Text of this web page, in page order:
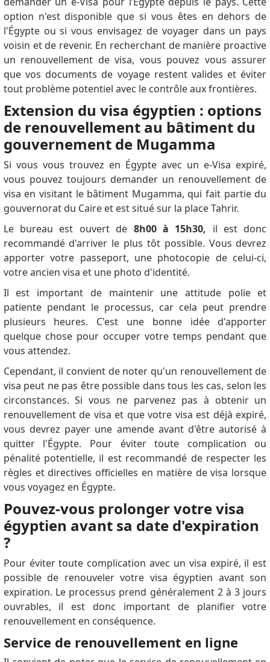
option n'est disponible que si vous êtes en dehors de
l'Égypte ou si vous envisagez de voyager dans un pays
voisin et de revenir. En recherchant de manière proactive
un renouvellement de visa, vous pouvez vous assurer
que vos documents de voyage restent valides et éviter
tout problème potentiel avec le contrôle aux frontières.
Extension du visa égyptien : options
de renouvellement au bâtiment du
gouvernement de Mugamma
Si vous vous trouvez en Égypte avec un e-Visa expiré,
vous pouvez toujours demander un renouvellement de
visa en visitant le bâtiment Mugamma, qui fait partie du
gouvernorat du Caire et est situé sur la place Tahrir.
Le bureau est ouvert de 8h00 à 15h30, il est donc
recommandé d'arriver le plus tôt possible. Vous devrez
apporter votre passeport, une photocopie de celui-ci,
votre ancien visa et une photo d'identité.
Il est important de maintenir une attitude polie et
patiente pendant le processus, car cela peut prendre
plusieurs heures. C'est une bonne idée d'apporter
quelque chose pour occuper votre temps pendant que
vous attendez.
Cependant, il convient de noter qu'un renouvellement de
visa peut ne pas être possible dans tous les cas, selon les
circonstances.Si vous ne parvenez pas à obtenir un
renouvellement de visa et que votre visa est déjà expiré,
vous devrez payer une amende avant d'être autorisé à
quitter l'Égypte. Pour éviter toute complication ou
pénalité potentielle, il est recommandé de respecter les
règles et directives officielles en matière de visa lorsque
vous voyagez en Égypte.
Pouvez-vous prolonger votre visa
égyptien avant sa date d'expiration
?
Pour éviter toute complication avec un visa expiré, il est
possible de renouveler votre visa égyptien avant son
expiration. Le processus prend généralement 2 à 3 jours
ouvrables, il est donc important de planifier votre
renouvellement en conséquence.
Service de renouvellement en ligne